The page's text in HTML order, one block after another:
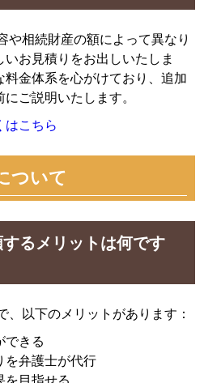
や相続財産の額によって異なり
お見積りをお出しいたしま
金体系を心がけており、追加
ご説明いたします。
はこちら
ついて
るメリットは何です
、以下のメリットがあります：
できる
を弁護士が代行